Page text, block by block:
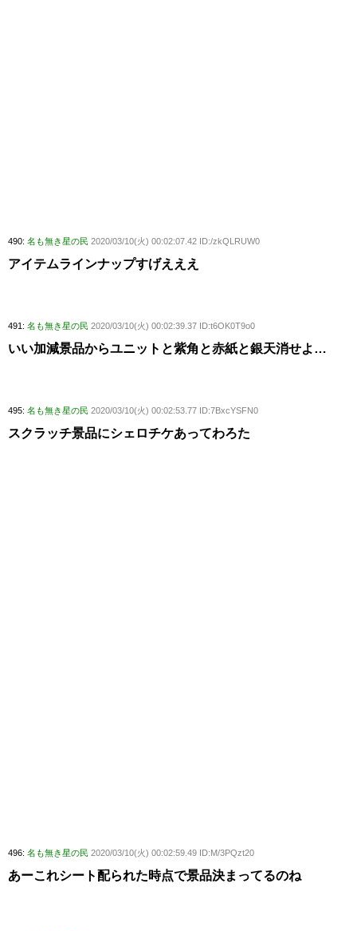
490: 名も無き星の民 2020/03/10(火) 00:02:07.42 ID:/zkQLRUW0
アイテムラインナップすげえええ
491: 名も無き星の民 2020/03/10(火) 00:02:39.37 ID:t6OK0T9o0
いい加減景品からユニットと紫角と赤紙と銀天消せよ…
495: 名も無き星の民 2020/03/10(火) 00:02:53.77 ID:7BxcYSFN0
スクラッチ景品にシェロチケあってわろた
496: 名も無き星の民 2020/03/10(火) 00:02:59.49 ID:M/3PQzt20
あーこれシート配られた時点で景品決まってるのね